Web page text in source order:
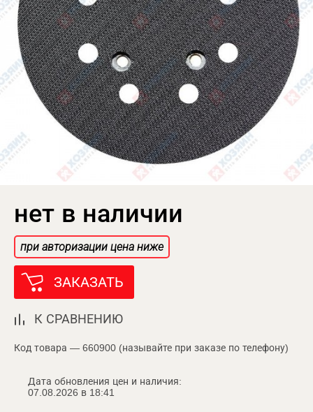
нет в наличии
при авторизации цена ниже
ЗАКАЗАТЬ
К СРАВНЕНИЮ
Код товара — 660900 (называйте при заказе по телефону)
Дата обновления цен и наличия:
07.08.2026 в 18:41